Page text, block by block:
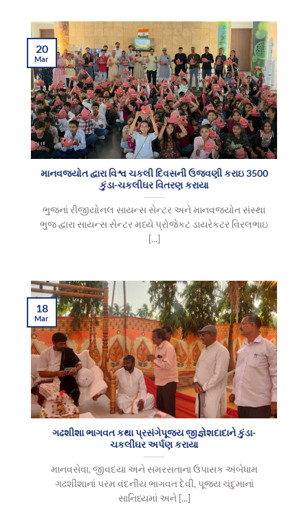
માનવજ્યોત દ્વારા વિશ્વ ચકલી દિવસની ઉજવણી કરાઇ 3500
કુંડા-ચકલીઘર વિતરણ કરાયા
ભુજનાં રીજીયોનલ સાયન્સ સેન્ટર અને માનવજ્યોત સંસ્થા
ભુજ દ્વારા સાયન્સ સેન્ટર મધ્યે પ્રોજેકટ ડાયરેકટર વિરલભાઇ
[...]
20
Mar
ગઢશીશા ભાગવત કથા પ્રસંગેપૂજ્ય જીજ્ઞેશદાદાને કુંડા-
ચકલીઘર અર્પણ કરાયા
માનવસેવા, જીવદયા અને સમરસતાના ઉપાસક અંબેધામ
ગઢશીશાનાં પરમ વંદનીય ભાગવત દેવી, પૂજ્ય ચંદુમાનાં
સાનિધ્યમાં અને [...]
18
Mar